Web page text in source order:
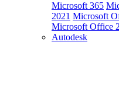
Microsoft 365
2021 Microsoft
Microsoft Office
Autodesk